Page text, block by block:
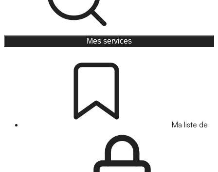
Mes services
Ma liste de